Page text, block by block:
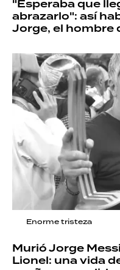
"Esperaba que
abrazarlo": así
Jorge, el hombre
Enorme tristeza
Murió Jorge
Lionel: una vida